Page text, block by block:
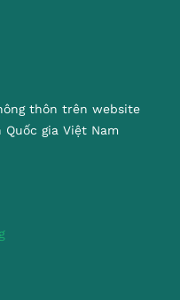
thôn trên website
gia Việt Nam